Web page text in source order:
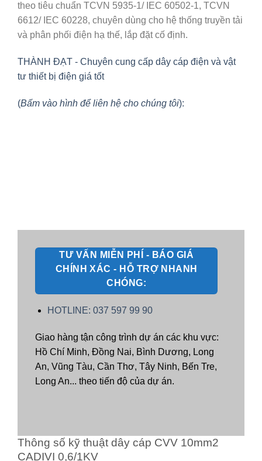
theo tiêu chuẩn TCVN 5935-1/ IEC 60502-1, TCVN
6612/ IEC 60228, chuyên dùng cho hệ thống truyền tải
và phân phối điện hạ thế, lắp đặt cố định.
THÀNH ĐẠT - Chuyên cung cấp dây cáp điện và vật
tư thiết bị điện giá tốt
(Bấm vào hình để liên hệ cho chúng tôi):
TƯ VẤN MIỄN PHÍ - BÁO GIÁ
CHÍNH XÁC - HỖ TRỢ NHANH
CHÓNG:
HOTLINE: 037 597 99 90
Giao hàng tận công trình dự án các khu vực:
Hồ Chí Minh, Đồng Nai, Bình Dương, Long
An, Vũng Tàu, Cần Thơ, Tây Ninh, Bến Tre,
Long An... theo tiến độ của dự án.
Thông số kỹ thuật dây cáp CVV 10mm2
CADIVI 0,6/1KV